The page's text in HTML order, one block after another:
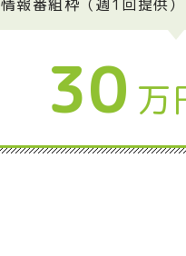
情報番組枠（週1回提供）
30 万